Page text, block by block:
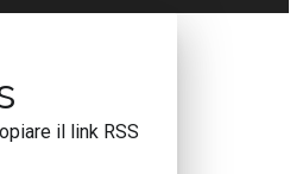
il link RSS